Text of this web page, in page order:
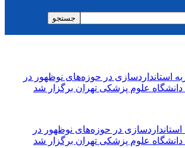
جستجو
در حوزه‌های نوظهور در
علوم پزشکی تهران برگزار شد